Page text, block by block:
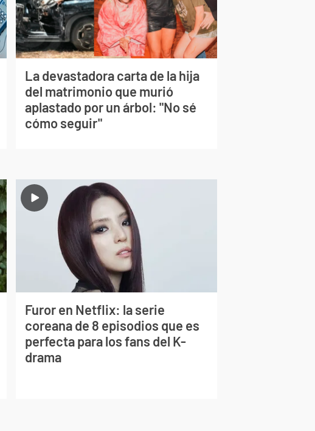
La devastadora carta de la hija
del matrimonio que murió
aplastado por un árbol: "No sé
cómo seguir"
Furor en Netflix: la serie
coreana de 8 episodios que es
perfecta para los fans del K-
drama